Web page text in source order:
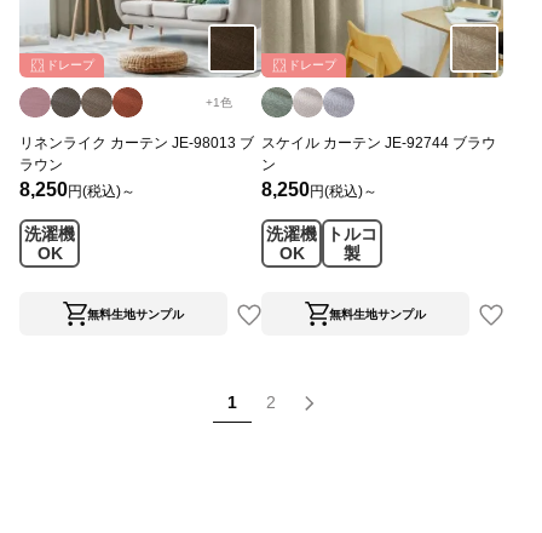
ドレープ
+1色
リネンライク カーテン JE-98013 ブ
ラウン
8,250円(税込)～
洗濯機
OK
無料生地サンプル
ドレープ
スケイル カーテン JE-92744 ブラウ
ン
8,250円(税込)～
洗濯機
OK
トルコ
製
無料生地サンプル
1 2